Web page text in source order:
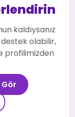
kaldıysanız
olabilir,
profilimizden
Gör